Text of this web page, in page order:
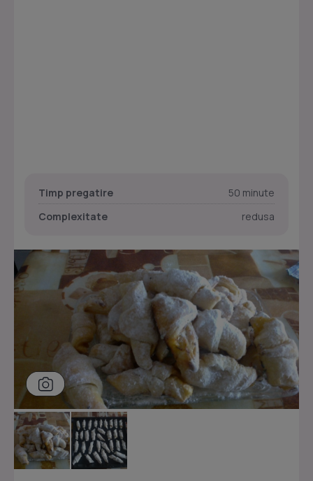
Timp pregatire
50 minute
Complexitate
redusa